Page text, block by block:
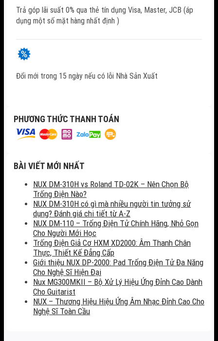
Trả góp lãi suất 0% qua thẻ tín dụng Visa, Master, JCB (áp
dụng một số mặt hàng nhất định )
Đổi mới trong 15 ngày nếu có lỗi Nhà Sản Xuất
PHƯƠNG THỨC THANH TOÁN
BÀI VIẾT MỚI NHẤT
NUX DM-310H vs Roland TD-02K – Nên Chọn Bộ
Trống Điện Nào?
NUX DM-310H có gì mà nhiều người tin tưởng sử
dụng? Đánh giá chi tiết từ A-Z
NUX DM-110 – Trống Điện Tử Chính Hãng, Nhỏ Gọn
Cho Người Mới Học
Trống Điện Giả Cơ HXM XD2000: Âm Thanh Chân
Thực, Thiết Kế Đẳng Cấp
Giới thiệu NUX DP-2000: Pad Trống Điện Tử Đa Năng
Cho Nghệ Sĩ Hiện Đại
Nux MG300MKII – Bộ Xử Lý Hiệu Ứng Đỉnh Cao Dành
Cho Guitarist
NUX – Thương Hiệu Hiệu Ứng Âm Nhạc Đỉnh Cao Cho
Nghệ Sĩ Toàn Cầu